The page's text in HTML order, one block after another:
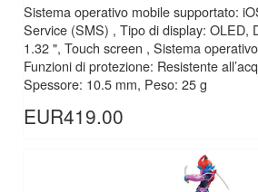
Sistema operativo mobile supportato:
Service (SMS) , Tipo di display: OLED,
1.32 ", Touch screen , Sistema
Funzioni di protezione: Resistente
Spessore: 10.5 mm, Peso: 25 g
EUR419.00